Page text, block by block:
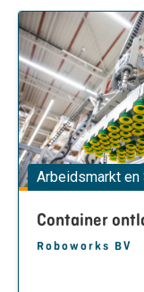
Container
Roboworks BV
Arbeidsmarkt en